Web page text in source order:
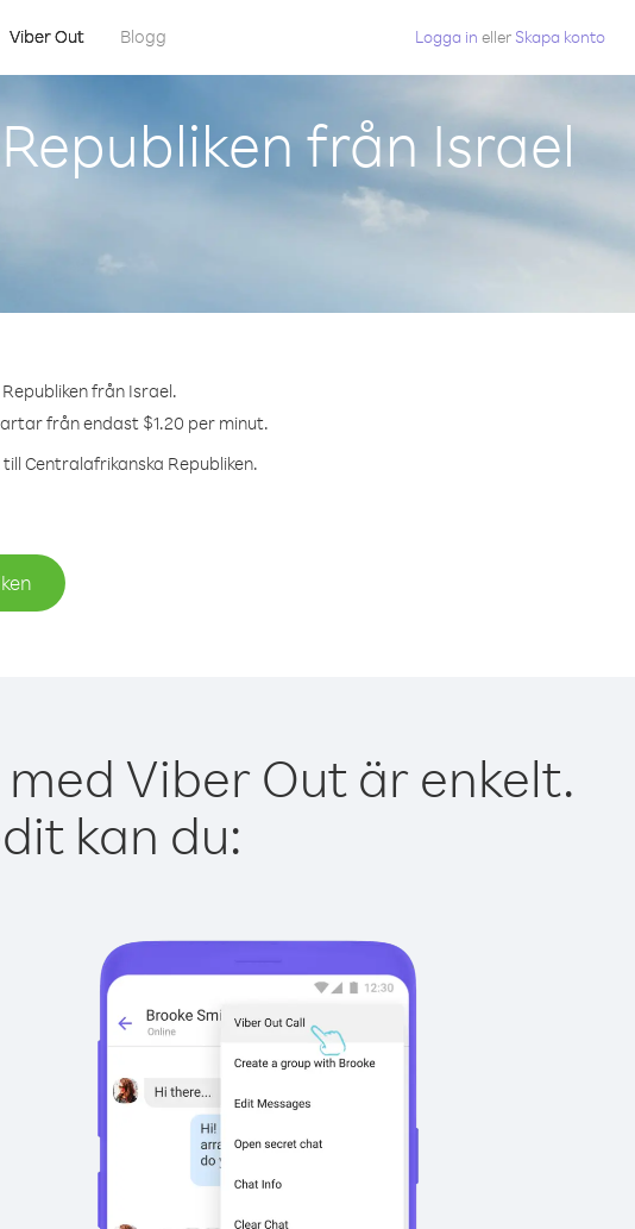
Viber Out Blogg Logga in eller Skapa konto
från Israel
från Israel.
från endast $1.20 per minut.
Centralafrikanska Republiken.
Viber Out är enkelt.
kan du: